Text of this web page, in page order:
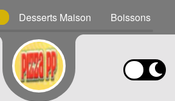
Desserts Maison Boissons